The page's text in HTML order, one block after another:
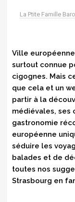
La Ptite Famille
Ville
surtout connue
cigognes. Mais
que cela et un
partir à la
médiévales, ses
gastronomie
européenne
séduire les
balades et de
toutes nos
Strasbourg en